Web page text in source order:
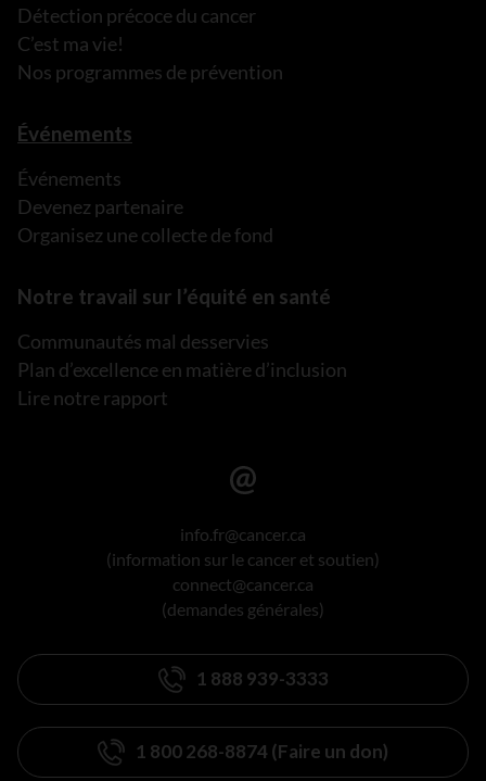
Détection précoce du cancer
C’est ma vie!
Nos programmes de prévention
Événements
Événements
Devenez partenaire
Organisez une collecte de fond
Notre travail sur l’équité en santé
Communautés mal desservies
Plan d’excellence en matière d’inclusion
Lire notre rapport
info.fr@cancer.ca
(information sur le cancer et soutien)
connect@cancer.ca
(demandes générales)
1 888 939-3333
1 800 268-8874 (Faire un don)